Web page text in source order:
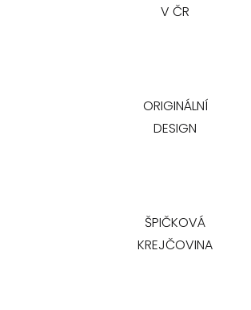
V ČR
ORIGINÁLNÍ
DESIGN
ŠPIČKOVÁ
KREJČOVINA